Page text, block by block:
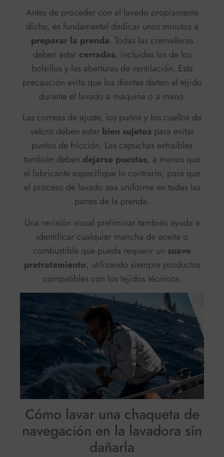
Antes de proceder con el lavado propiamente
dicho, es fundamental dedicar unos minutos a
preparar la prenda. Todas las cremalleras
deben estar cerradas, incluidas las de los
bolsillos y las aberturas de ventilación. Esta
precaución evita que los dientes dañen el tejido
durante el lavado a máquina o a mano.
Las correas de ajuste, los puños y los cuellos de
velcro deben estar bien sujetospara evitar
puntos de fricción. Las capuchas extraíbles
también deben dejarse puestas, a menos que
el fabricante especifique lo contrario, para que
el proceso de lavado sea uniforme en todas las
partes de la prenda.
Una revisión visual preliminar también ayuda a
identificar cualquier mancha de aceite o
combustible que pueda requerir un suave
pretratamiento, utilizando siempre productos
compatibles con los tejidos técnicos.
Cómo lavar una chaqueta de
navegación en la lavadora sin
dañarla